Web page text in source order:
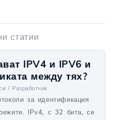
статии
IPV4 и IPV6 и
между тях?
/ Разработчик
за идентификация
IPv4, с 32 бита, се